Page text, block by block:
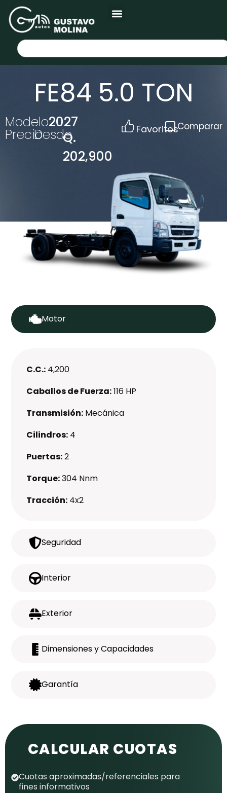
FE84 5.0 TON
Modelo2027
PrecioDesde
Q.
202,900
FavoritosComparar
Motor
Seguridad
Interior
Exterior
Dimensiones y Capacidades
Garantía
C.C.: 4,200
Caballos de Fuerza:116 HP
Transmisión: Mecánica
Cilindros: 4
Puertas:2
Torque:304 Nnm
Tracción: 4x2
CALCULAR CUOTAS
Cuotas aproximadas/referenciales para
fines informativos